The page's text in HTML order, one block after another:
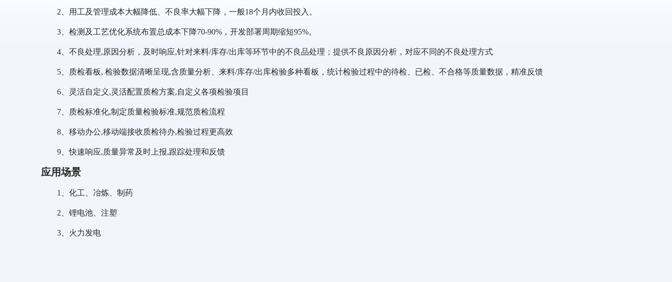
2、用工及管理成本大幅降低、不良率大幅下降，一般18个月内收回投入。
3、检测及工艺优化系统布置总成本下降70-90%，开发部署周期缩短95%。
4、不良处理,原因分析，及时响应,针对来料/库存/出库等环节中的不良品处理；提供不良原因分析，对应不同的不良处理方式
5、质检看板, 检验数据清晰呈现,含质量分析、来料/库存/出库检验多种看板，统计检验过程中的待检、已检、不合格等质量数据，精准反馈
6、灵活自定义,灵活配置质检方案,自定义各项检验项目
7、质检标准化,制定质量检验标准,规范质检流程
8、移动办公,移动端接收质检待办,检验过程更高效
9、快速响应,质量异常及时上报,跟踪处理和反馈
应用场景
1、化工、冶炼、制药
2、锂电池、注塑
3、火力发电